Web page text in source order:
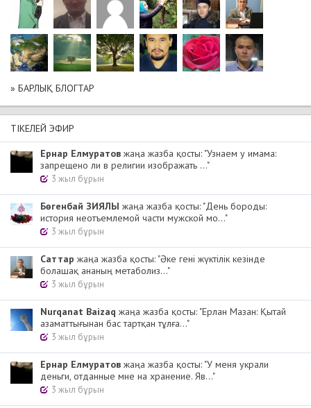
» БАРЛЫҚ БЛОГТАР
ТІКЕЛЕЙ ЭФИР
Ернар Елмуратов жаңа жазба қосты: "Узнаем у имама:
запрещено ли в религии изображать ..."
3 жыл бұрын
Бөгенбай ЗИЯЛЫ жаңа жазба қосты: "День бороды:
история неотъемлемой части мужской мо..."
3 жыл бұрын
Cаттар жаңа жазба қосты: "Әке гені жүктілік кезінде
болашақ ананың метаболиз..."
3 жыл бұрын
Nurqanat Baizaq жаңа жазба қосты: "Ерлан Мазан: Қытай
азаматтығынан бас тартқан тұлға..."
3 жыл бұрын
Ернар Елмуратов жаңа жазба қосты: "У меня украли
деньги, отданные мне на хранение. Яв..."
3 жыл бұрын